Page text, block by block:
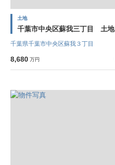
土地
千葉市中央区蘇我三丁目 土地
千葉県千葉市中央区蘇我３丁目
8,680 万円